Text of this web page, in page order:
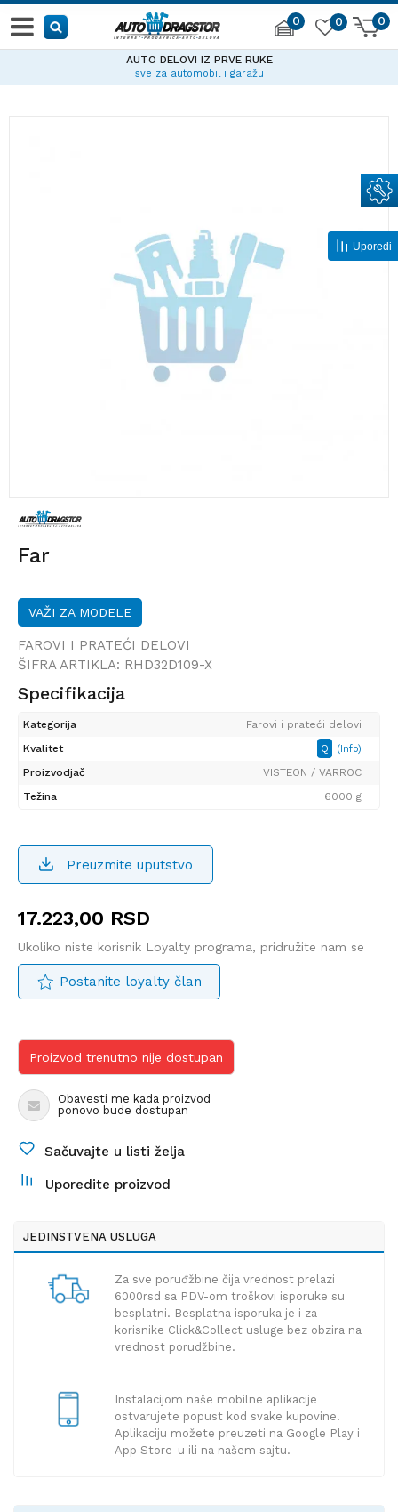
0 0
0
AUTO DELOVI IZ PRVE RUKE
sve za automobil i garažu
Far
VAŽI ZA MODELE
FAROVI I PRATEĆI DELOVI
ŠIFRA ARTIKLA: RHD32D109-X
Specifikacija
Kategorija
Farovi i prateći delovi
Kvalitet
Q (Info)
Proizvodjač
VISTEON / VARROC
Težina
6000 g
Preuzmite uputstvo
17.223,00 RSD
Ukoliko niste korisnik Loyalty programa, pridružite nam se
Postanite loyalty član
Proizvod trenutno nije dostupan
Obavesti me kada proizvod
ponovo bude dostupan
Sačuvajte u listi želja
Uporedite proizvod
JEDINSTVENA USLUGA
Za sve poruđžbine čija vrednost prelazi
6000rsd sa PDV-om troškovi isporuke su
besplatni. Besplatna isporuka je i za
korisnike Click&Collect usluge bez obzira na
vrednost porudžbine.
Instalacijom naše mobilne aplikacije
ostvarujete popust kod svake kupovine.
Aplikaciju možete preuzeti na Google Play i
App Store-u ili na našem sajtu.
Uporedi